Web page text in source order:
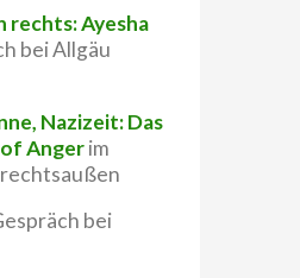
rechts: Ayesha
bei Allgäu
Nazizeit: Das
Angerim
bei